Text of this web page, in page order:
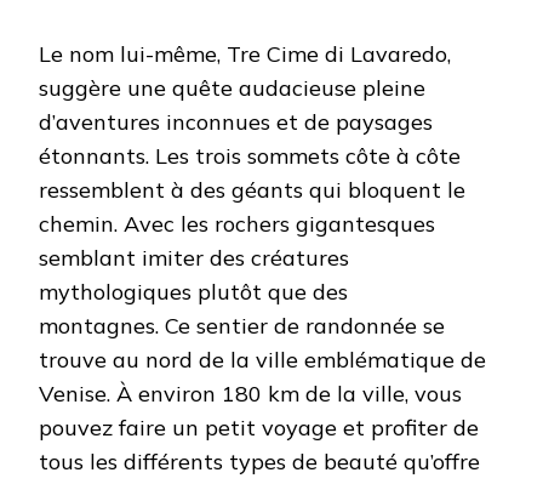
Le nom lui-même, Tre Cime di Lavaredo,
suggère une quête audacieuse pleine
d’aventures inconnues et de paysages
étonnants. Les trois sommets côte à côte
ressemblent à des géants qui bloquent le
chemin. Avec les rochers gigantesques
semblant imiter des créatures
mythologiques plutôt que des
montagnes. Ce sentier de randonnée se
trouve au nord de la ville emblématique de
Venise. À environ 180 km de la ville, vous
pouvez faire un petit voyage et profiter de
tous les différents types de beauté qu’offre